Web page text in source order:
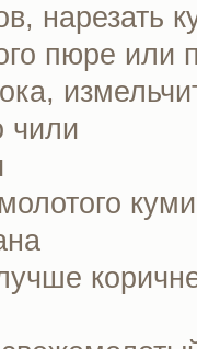
нарезать
пюре или
чили